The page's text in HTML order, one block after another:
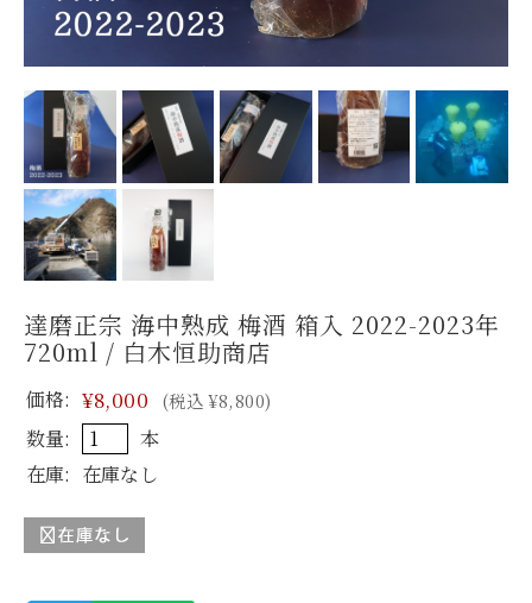
達磨正宗 海中熟成 梅酒 箱入 2022-2023年
720ml / 白木恒助商店
価格: ¥8,000 (税込 ¥8,800)
数量:
本
在庫: 在庫なし